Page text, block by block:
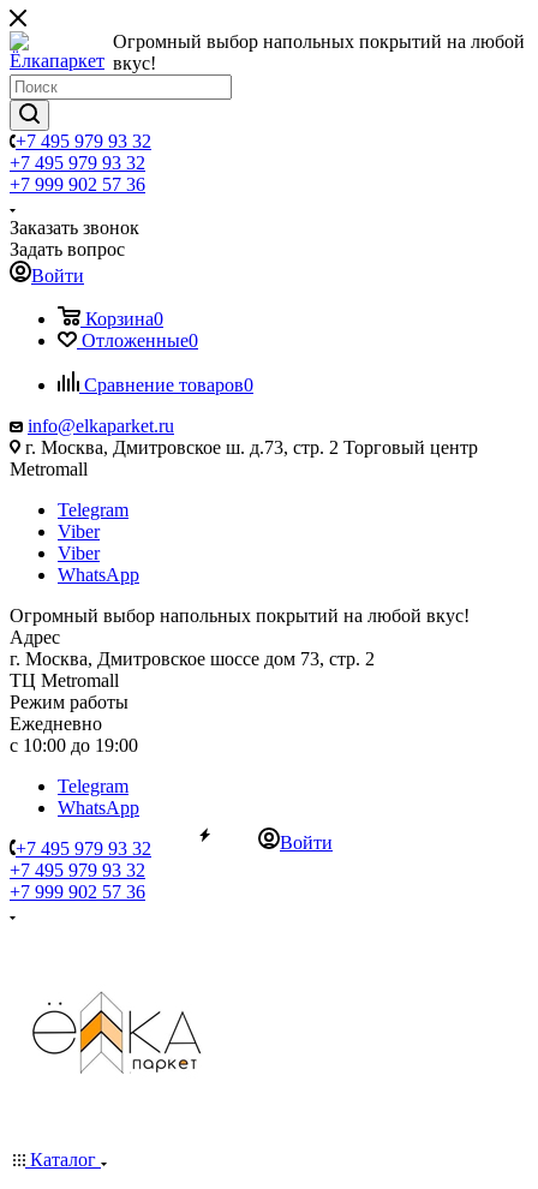
Огромный выбор напольных покрытий на любой
вкус!
+7 495 979 93 32
+7 495 979 93 32
+7 999 902 57 36
Заказать звонок
Задать вопрос
Войти
Корзина0
Отложенные0
Сравнение товаров0
info@elkaparket.ru
г. Москва, Дмитровское ш. д.73, стр. 2 Торговый центр
Metromall
Telegram
Viber
Viber
WhatsApp
Огромный выбор напольных покрытий на любой вкус!
Адрес
г. Москва, Дмитровское шоссе дом 73, стр. 2
ТЦ Metromall
Режим работы
Ежедневно
с 10:00 до 19:00
Telegram
WhatsApp
+7 495 979 93 32
+7 495 979 93 32
+7 999 902 57 36
Войти
Каталог